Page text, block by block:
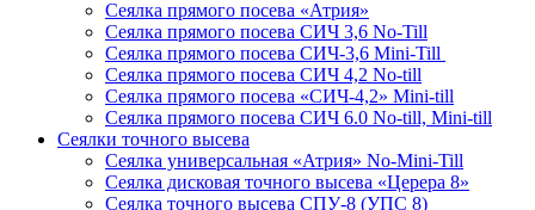
Сеялка прямого посева «Атрия»
Сеялка прямого посева СИЧ 3,6 No-Till
Сеялка прямого посева СИЧ-3,6 Mini-Till
Сеялка прямого посева СИЧ 4,2 No-till
Сеялка прямого посева «СИЧ-4,2» Mini-till
Сеялка прямого посева СИЧ 6.0 No-till, Mini-till
Сеялки точного высева
Сеялка универсальная «Атрия» No-Mini-Till
Сеялка дисковая точного высева «Церера 8»
Сеялка точного высева СПУ-8 (УПС 8)